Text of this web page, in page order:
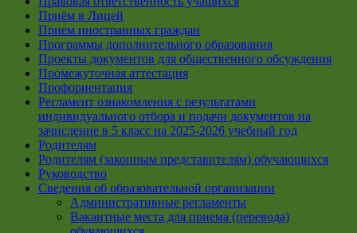
Приём в Лицей
Прием иностранных граждан
Программы дополнительного образования
Проекты документов для общественного обсуждения
Промежуточная аттестация
Профориентация
Регламент ознакомления с результатами
индивидуального отбора и подачи документов на
зачисление в 5 класс на 2025-2026 учебный год
Родителям
Родителям (законным представителям) обучающихся
Руководство
Сведения об образовательной организации
Административные регламенты
Вакантные места для приема (перевода)